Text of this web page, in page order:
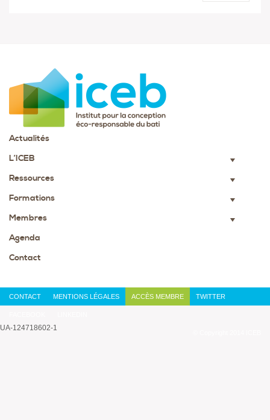
Actualités
L’ICEB
▼
Ressources ▼
Formations ▼
Membres ▼
Agenda
Contact
CONTACT MENTIONS LÉGALES ACCÈS MEMBRE TWITTER
UA-124718602-1